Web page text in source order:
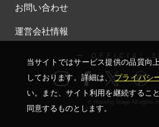
お問い合わせ
運営会社情報
ー OFFICIAL
© Housing Stage All rights
当サイトではサービス提供の品質向
しております。詳細は、プライバシ
い。
また、サイト利⽤を継続するこ
同意するものとします。